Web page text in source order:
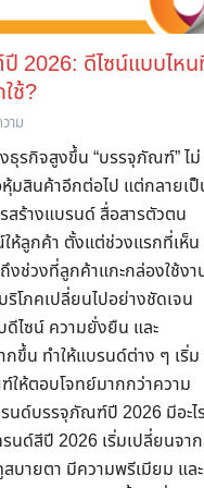
2026: ดีไซน์แบบไห
ช้?
าม
ธุรกิจสูงขึ้น “บรรจุภัณฑ์” ไม่
มสินค้าอีกต่อไป แต่กลายเ
สร้างแบรนด์ สื่อสารตัวตน
ห้ลูกค้า ตั้งแต่ช่วงแรกที่เห็น
ช่วงที่ลูกค้าแกะกล่องใช้งา
โภคเปลี่ยนไปอย่างชัดเจน
ไซน์ ความยั่งยืน และ
ขึ้น ทำให้แบรนด์ต่าง ๆ เริ่ม
ห้ตอบโจทย์มากกว่าความ
นด์บรรจุภัณฑ์ปี 2026 มีอะไ
นด์สีปี 2026 เริ่มเปลี่ยนจา
บายตา มีความพรีเมียม และ